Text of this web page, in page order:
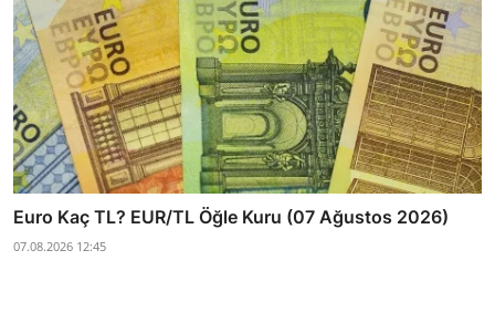
Euro Kaç TL? EUR/TL Öğle Kuru (07 Ağustos 2026)
07.08.2026 12:45